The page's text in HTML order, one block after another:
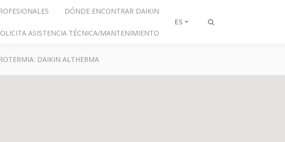
Alternar
DÓNDE ENCONTRAR DAIKIN
ASISTENCIA TÉCNICA/MANTENIMIENTO
ES
DAIKIN ALTHERMA